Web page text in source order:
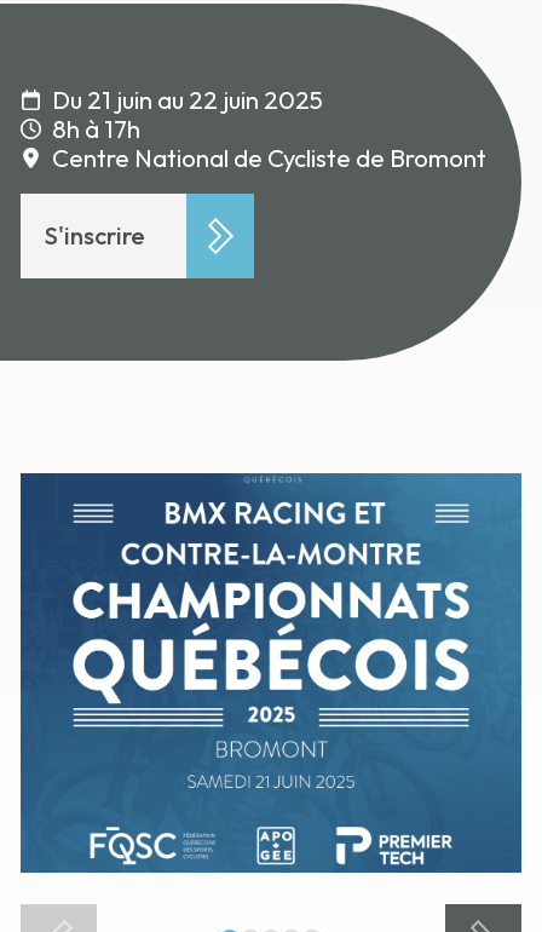
Du 21 juin au 22 juin 2025
8h à 17h
Centre National de Cycliste de Bromont
S'inscrire